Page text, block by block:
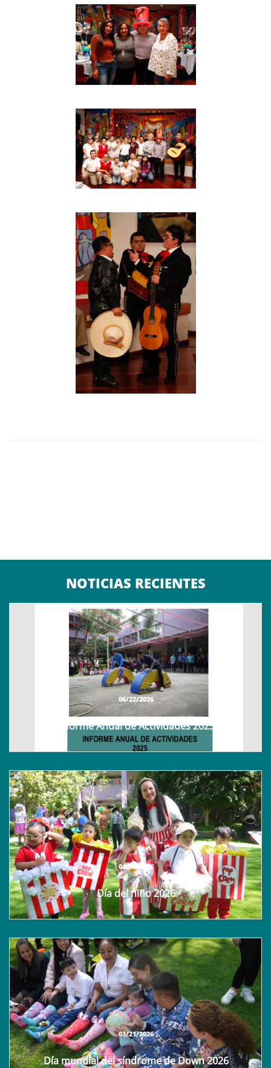
NOTICIAS RECIENTES
Informe Anual de Actividades 2025
06/22/2026
Día del niño 2026
04/30/2026
Día mundial del síndrome de Down 2026
03/21/2026